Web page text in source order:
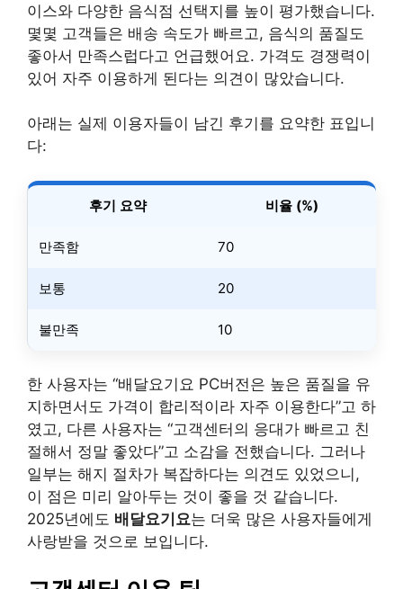
이스와 다양한 음식점 선택지를 높이 평가했습니다.
몇몇 고객들은 배송 속도가 빠르고, 음식의 품질도
좋아서 만족스럽다고 언급했어요. 가격도 경쟁력이
있어 자주 이용하게 된다는 의견이 많았습니다.
아래는 실제 이용자들이 남긴 후기를 요약한 표입니
다:
후기 요약 비율 (%)
만족함 70
보통 20
불만족 10
한 사용자는 “배달요기요 PC버전은 높은 품질을 유
지하면서도 가격이 합리적이라 자주 이용한다”고 하
였고, 다른 사용자는 “고객센터의 응대가 빠르고 친
절해서 정말 좋았다”고 소감을 전했습니다. 그러나
일부는 해지 절차가 복잡하다는 의견도 있었으니,
이 점은 미리 알아두는 것이 좋을 것 같습니다.
2025년에도 배달요기요는 더욱 많은 사용자들에게
사랑받을 것으로 보입니다.